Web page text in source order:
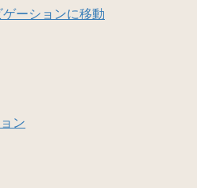
ゲーションに移動
ン